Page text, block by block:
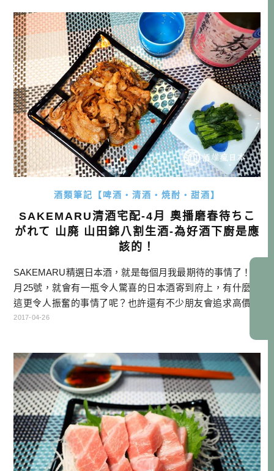
酒類筆記【啤酒・清酒・焼酎・甜酒】
SAKEMARU清酒宅配-4月 奧播磨春待ちこ
がれて 山廃 山田錦八割生酒-為好酒下廚是應
該的！
SAKEMARU精選日本酒，就是每個月我最期待的事情了！每
月25號，就會有一瓶令人驚喜的日本酒寄到府上，有什麼比
這更令人振奮的事情了呢？也許還有不少朋友會追求高價的
大吟釀，但透過SAKEMARU這幾個月的薰陶，我已經深深成
為純米酒的粉絲了！4 月的SAKEMARU是來自兵庫縣的奧播
又是一款什麼樣的酒呢？ SAKEMARU每月精選日 […]…
2017-04-26